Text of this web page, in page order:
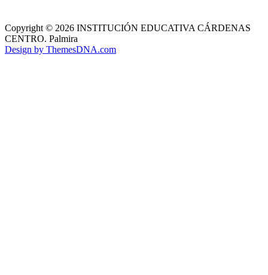
Copyright © 2026 INSTITUCIÓN EDUCATIVA CÁRDENAS
CENTRO. Palmira
Design by ThemesDNA.com